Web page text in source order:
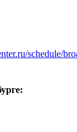
schedule/
: